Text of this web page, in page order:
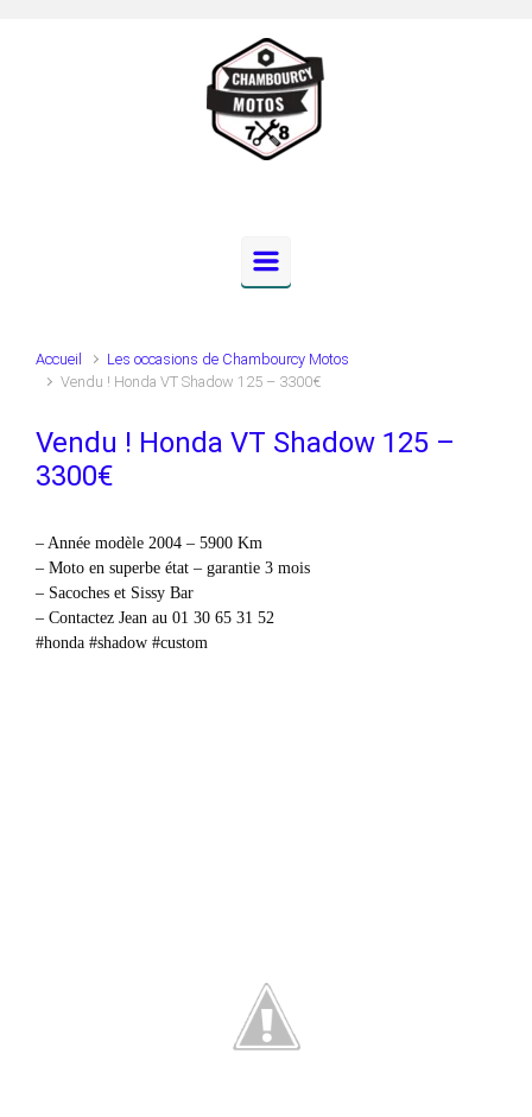
Accueil
Les occasions de Chambourcy Motos
Vendu ! Honda VT Shadow 125 – 3300€
Vendu ! Honda VT Shadow 125 –
3300€
– Année modèle 2004 – 5900 Km
– Moto en superbe état – garantie 3 mois
– Sacoches et Sissy Bar
– Contactez Jean au 01 30 65 31 52
#honda #shadow #custom